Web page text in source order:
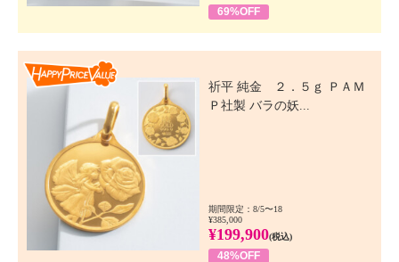
69%OFF
祈平 純金 ２．５ｇ ＰＡＭ
Ｐ社製 バラの妖...
期間限定：8/5〜18
¥385,000
¥199,900(税込)
48%OFF